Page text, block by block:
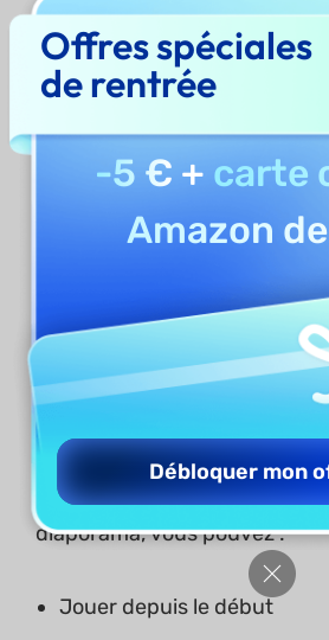
dans la barre d'outils
Vous pouvez également
Affichage» et choisir l'
option «Diaporama». Pour
diaporama, vous pouvez :
Jouer depuis le début
Offres spéciales
de rentrée
-5 € + carte
Amazon
Débloquer mon